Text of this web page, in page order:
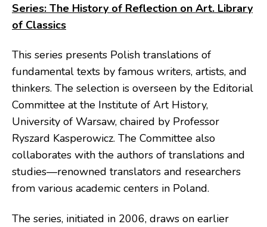
Series: The History of Reflection on Art. Library
of Classics
This series presents Polish translations of
fundamental texts by famous writers, artists, and
thinkers. The selection is overseen by the Editorial
Committee at the Institute of Art History,
University of Warsaw, chaired by Professor
Ryszard Kasperowicz. The Committee also
collaborates with the authors of translations and
studies—renowned translators and researchers
from various academic centers in Poland.
The series, initiated in 2006, draws on earlier